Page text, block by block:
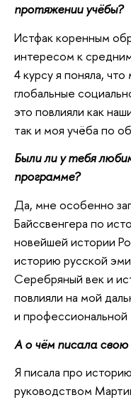
протяжении учёбы?
Истфак коренным
интересом к
4 курсу я поняла,
глобальные
это повлияли как
так и моя учёба по
Были ли у тебя
программе?
Да, мне особенно
Байссвенгера по
новейшей истории
историю русской
Серебряный век и
повлияли на мой
и профессиональной
А о чём писала
Я писала про
руководством